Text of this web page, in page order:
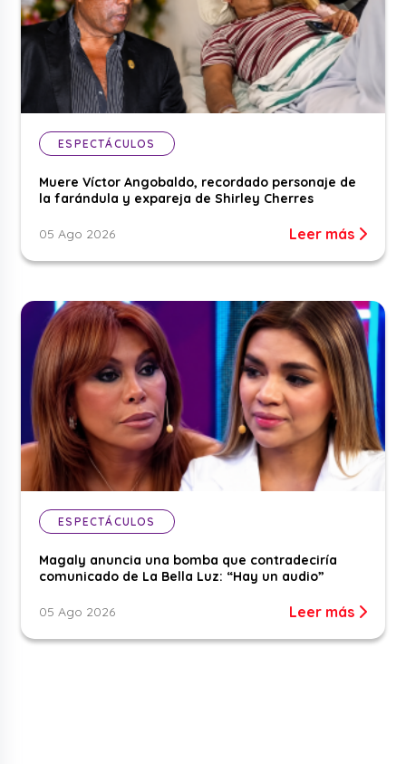
ESPECTÁCULOS
Muere Víctor Angobaldo, recordado personaje de
la farándula y expareja de Shirley Cherres
05 Ago 2026 Leer más
ESPECTÁCULOS
Magaly anuncia una bomba que contradeciría
comunicado de La Bella Luz: “Hay un audio”
05 Ago 2026 Leer más